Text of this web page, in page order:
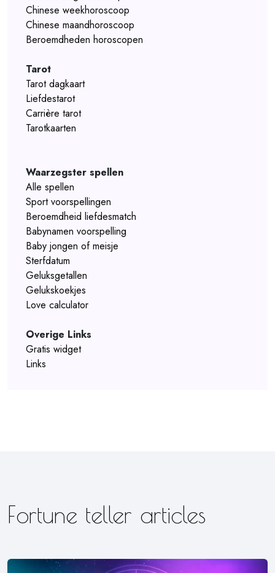
Chinese weekhoroscoop
Chinese maandhoroscoop
Beroemdheden horoscopen
Tarot
Tarot dagkaart
Liefdestarot
Carrière tarot
Tarotkaarten
Waarzegster spellen
Alle spellen
Sport voorspellingen
Beroemdheid liefdesmatch
Babynamen voorspelling
Baby jongen of meisje
Sterfdatum
Geluksgetallen
Gelukskoekjes
Love calculator
Overige Links
Gratis widget
Links
Fortune teller articles